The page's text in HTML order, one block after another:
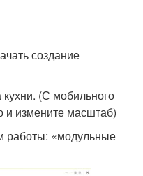
Ручки для кухни
Кухня до потолка
создание
кухни. (С мобильного
и измените масштаб)
работы: «модульные